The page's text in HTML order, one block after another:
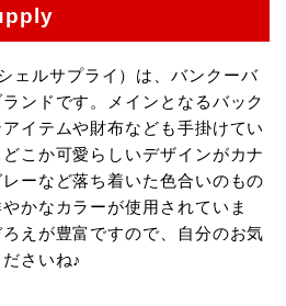
ェルサプライ）は、バンクーバ
ンドです。メインとなるバック
イテムや財布なども手掛けてい
こか可愛らしいデザインがカナ
ーなど落ち着いた色合いのもの
かなカラーが使用されていま
えが豊富ですので、自分のお気
さいね♪